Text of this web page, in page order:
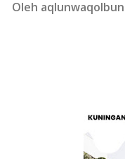
Oleh aqlunwaqolbun